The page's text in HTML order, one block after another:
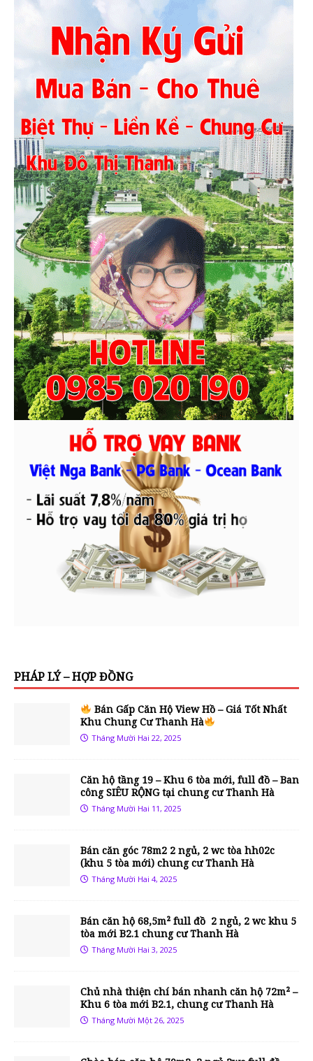
PHÁP LÝ – HỢP ĐỒNG
Bán Gấp Căn Hộ View Hồ – Giá Tốt Nhất
Khu Chung Cư Thanh Hà
Tháng Mười Hai 22, 2025
Căn hộ tầng 19 – Khu 6 tòa mới, full đồ – Ban
công SIÊU RỘNG tại chung cư Thanh Hà
Tháng Mười Hai 11, 2025
Bán căn góc 78m2 2 ngủ, 2 wc tòa hh02c
(khu 5 tòa mới) chung cư Thanh Hà
Tháng Mười Hai 4, 2025
Bán căn hộ 68,5m² full đồ 2 ngủ, 2 wc khu 5
tòa mới B2.1 chung cư Thanh Hà
Tháng Mười Hai 3, 2025
Chủ nhà thiện chí bán nhanh căn hộ 72m² –
Khu 6 tòa mới B2.1, chung cư Thanh Hà
Tháng Mười Một 26, 2025